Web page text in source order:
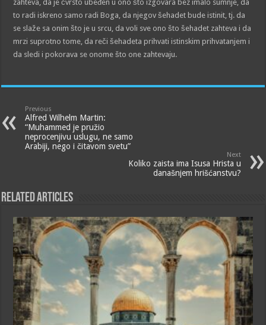
zahteva, da je čvrsto ubeđen u ono što izgovara bez imalo sumnje, da
to radi iskreno samo radi Boga, da njegov šehadet bude istinit, tj. da
se slaže sa onim što je u srcu, da voli sve ono što šehadet zahteva i da
mrzi suprotno tome, da reči šehadeta prihvati istinskim prihvatanjem i
da sledi i pokorava se onome što one zahtevaju.
Previous
Alfred Wilhelm Martin:
“Muhammed je pružio
neprocenjivu uslugu, ne samo
Arabiji, nego i čitavom svetu”
Next
Koliko zaista ima Isusa Hrista u
današnjem hrišćanstvu?
Related Articles